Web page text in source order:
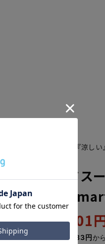
炎天下のスーツ着用も『涼し
H25R5540-43
スタンダードス
【Plastics Smart
65,890円 59,301
月々9,883円か